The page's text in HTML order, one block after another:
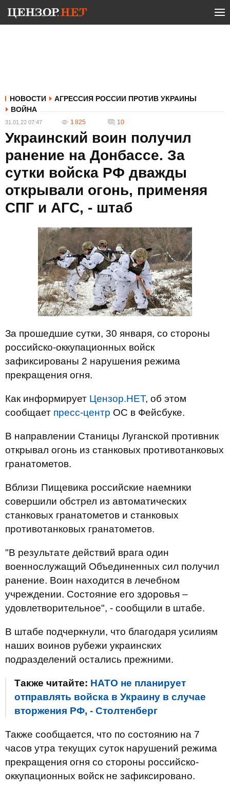
НОВОСТИ
АГРЕССИЯ РОССИИ ПРОТИВ УКРАИНЫ
ВОЙНА
31.01.22 07:47 1 825 10
Украинский воин получил
ранение на Донбассе. За
сутки войска РФ дважды
открывали огонь, применяя
СПГ и АГС, - штаб
За прошедшие сутки, 30 января, со стороны
российско-оккупационных войск
зафиксированы 2 нарушения режима
прекращения огня.
Как информирует Цензор.НЕТ, об этом
сообщает пресс-центр ОС в Фейсбуке.
В направлении Станицы Луганской противник
открывал огонь из станковых противотанковых
гранатометов.
Вблизи Пищевика российские наемники
совершили обстрел из автоматических
станковых гранатометов и станковых
противотанковых гранатометов.
"В результате действий врага один
военнослужащий Объединенных сил получил
ранение. Воин находится в лечебном
учреждении. Состояние его здоровья –
удовлетворительное", - сообщили в штабе.
В штабе подчеркнули, что благодаря усилиям
наших воинов рубежи украинских
подразделений остались прежними.
Также читайте: НАТО не планирует
отправлять войска в Украину в случае
вторжения РФ, - Столтенберг
Также сообщается, что по состоянию на 7
часов утра текущих суток нарушений режима
прекращения огня со стороны российско-
оккупационных войск не зафиксировано.